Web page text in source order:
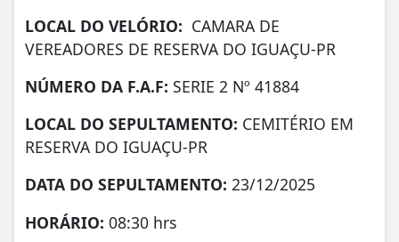
LOCAL DO VELÓRIO: CAMARA DE
VEREADORES DE RESERVA DO IGUAÇU-PR
NÚMERO DA F.A.F: SERIE 2 Nº 41884
LOCAL DO SEPULTAMENTO: CEMITÉRIO EM
RESERVA DO IGUAÇU-PR
DATA DO SEPULTAMENTO: 23/12/2025
HORÁRIO: 08:30 hrs